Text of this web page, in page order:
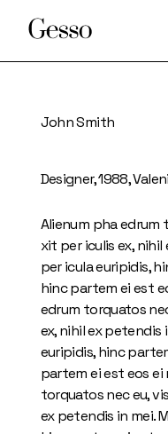
John Smith
Designer, 1988,
Alienum pha edrum
xit per iculis ex, nihil
per icula euripidis,
hinc partem ei est
edrum torquatos
ex, nihil ex petendis
euripidis, hinc
partem ei est eos ei
torquatos nec eu,
ex petendis in mei.